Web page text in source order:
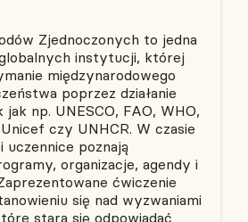
Zjednoczonych to jedna
instytucji, której
międzynarodowego
poprzez działanie
np. UNESCO, FAO, WHO,
czy UNHCR. W czasie
uczennice poznają
organizacje, agendy i
ćwiczenie
się nad wyzwaniami
stara się odpowiadać